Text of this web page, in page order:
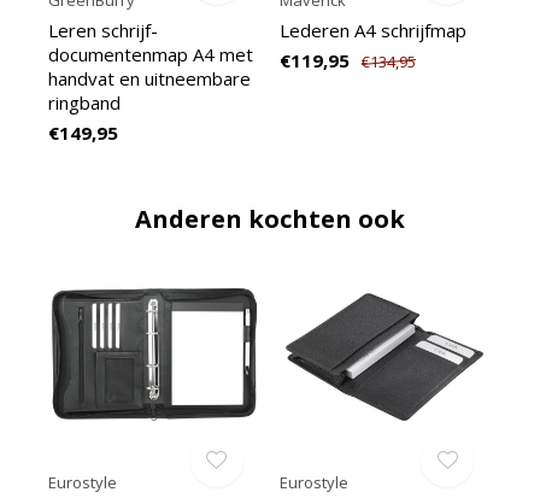
Leren schrijf-
documentenmap A4 met
handvat en uitneembare
ringband
€149,95
Lederen A4 schrijfmap
€119,95 €134,95
Anderen kochten ook
Eurostyle Eurostyle